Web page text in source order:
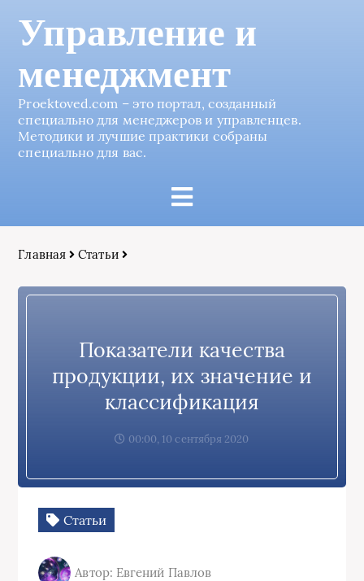
Управление и
менеджмент
Proektoved.com – это портал, созданный
специально для менеджеров и управленцев.
Методики и лучшие практики собраны
специально для вас.
Главная Статьи
Показатели качества
продукции, их значение и
классификация
00:00, 10 сентября 2020
Статьи
Автор: Евгений Павлов